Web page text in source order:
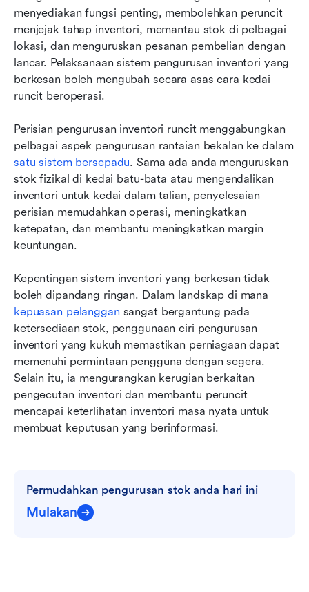
menyediakan fungsi penting, membolehkan peruncit
menjejak tahap inventori, memantau stok di pelbagai
lokasi, dan menguruskan pesanan pembelian dengan
lancar. Pelaksanaan sistem pengurusan inventori yang
berkesan boleh mengubah secara asas cara kedai
runcit beroperasi.
Perisian pengurusan inventori runcit menggabungkan
pelbagai aspek pengurusan rantaian bekalan ke dalam
satu sistem bersepadu. Sama ada anda menguruskan
stok fizikal di kedai batu-bata atau mengendalikan
inventori untuk kedai dalam talian, penyelesaian
perisian memudahkan operasi, meningkatkan
ketepatan, dan membantu meningkatkan margin
keuntungan.
Kepentingan sistem inventori yang berkesan tidak
kepuasan pelanggan sangat bergantung pada
ketersediaan stok, penggunaan ciri pengurusan
inventori yang kukuh memastikan perniagaan dapat
memenuhi permintaan pengguna dengan segera.
Selain itu, ia mengurangkan kerugian berkaitan
pengecutan inventori dan membantu peruncit
mencapai keterlihatan inventori masa nyata untuk
membuat keputusan yang berinformasi.
Permudahkan pengurusan stok anda hari ini
Mulakan